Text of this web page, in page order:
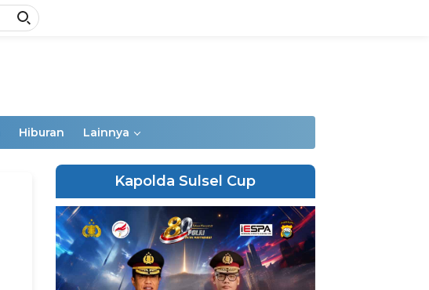
Hiburan Lainnya
Kapolda Sulsel Cup